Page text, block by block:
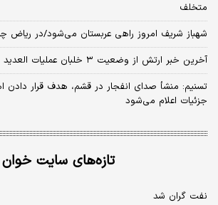
متخلف
شهباز شریف امروز راهی عربستان می‌شود/در ریاض
آخرین خبر ارتش از وضعیت ۳ خلبان عملیات العدید
تسنیم: منشأ صدای انفجار در قشم، هدف قرار
جزئیات اعلام می‌شود
تازه‌های سایت خوان
نفت گران شد